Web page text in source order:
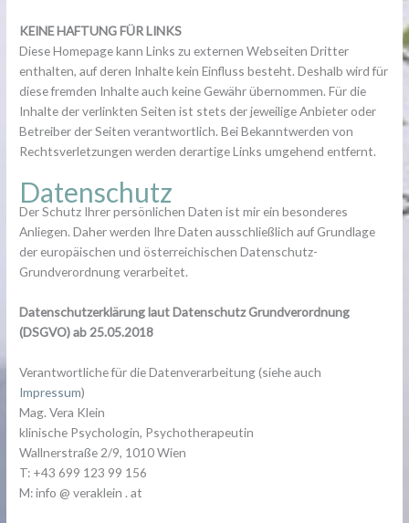
KEINE HAFTUNG FÜR LINKS
Diese Homepage kann Links zu externen Webseiten Dritter
enthalten, auf deren Inhalte kein Einfluss besteht. Deshalb wird für
diese fremden Inhalte auch keine Gewähr übernommen. Für die
Inhalte der verlinkten Seiten ist stets der jeweilige Anbieter oder
Betreiber der Seiten verantwortlich. Bei Bekanntwerden von
Rechtsverletzungen werden derartige Links umgehend entfernt.
Datenschutz
Der Schutz Ihrer persönlichen Daten ist mir ein besonderes
Anliegen. Daher werden Ihre Daten ausschließlich auf Grundlage
der europäischen und österreichischen Datenschutz-
Grundverordnung verarbeitet.
Datenschutzerklärung laut Datenschutz Grundverordnung
(DSGVO) ab 25.05.2018
Verantwortliche für die Datenverarbeitung (siehe auch
Impressum)
Mag. Vera Klein
klinische Psychologin, Psychotherapeutin
Wallnerstraße 2/9, 1010 Wien
T: +43 699 123 99 156
M: info @ veraklein . at